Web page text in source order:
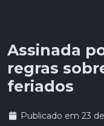
Assinada
regras
feriados
Publicado em 23